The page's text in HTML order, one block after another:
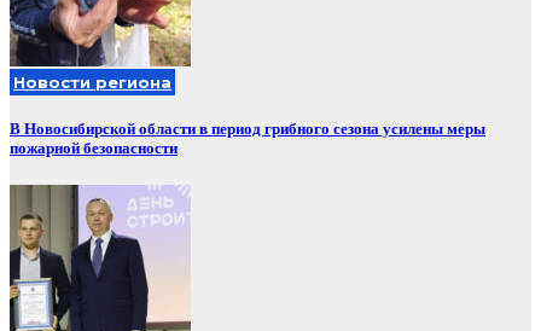
Новости региона
В Новосибирской области в период грибного сезона усилены меры
пожарной безопасности